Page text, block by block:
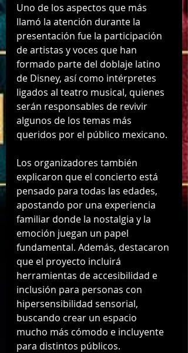
Uno de los aspectos que más
llamó la atención durante la
presentación fue la participación
de artistas y voces que han
formado parte del doblaje latino
de Disney, así como intérpretes
ligados al teatro musical, quienes
serán responsables de revivir
algunos de los temas más
queridos por el público mexicano.
Los organizadores también
explicaron que el concierto está
pensado para todas las edades,
apostando por una experiencia
familiar donde la nostalgia y la
emoción juegan un papel
fundamental. Además, destacaron
que el proyecto incluirá
herramientas de accesibilidad e
inclusión para personas con
hipersensibilidad sensorial,
buscando crear un espacio
mucho más cómodo e incluyente
para distintos públicos.